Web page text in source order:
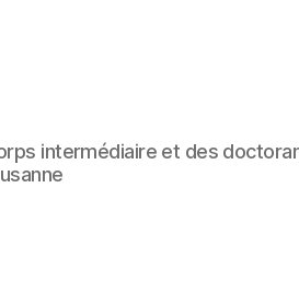
intermédiaire et des